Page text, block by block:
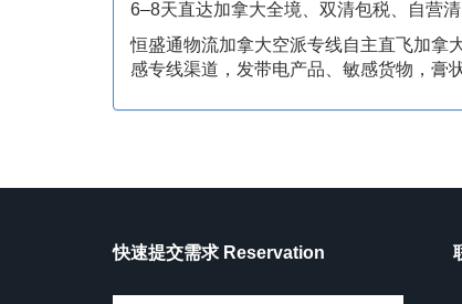
6–8天直达加拿大全境、双清包税、自营
恒盛通物流加拿大空派专线自主直飞加拿
感专线渠道，发带电产品、敏感货物，膏
快速提交需求 Reservation